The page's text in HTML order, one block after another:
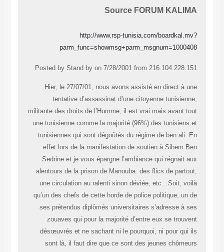
Source FORUM KALIMA
http://www.rsp-tunisia.com/boardkal.mv?
parm_func=showmsg+parm_msgnum=1000408
Posted by Stand by on 7/28/2001 from 216.104.228.151:
Hier, le 27/07/01, nous avons assisté en direct à une
tentative d’assassinat d’une citoyenne tunisienne,
militante des droits de l’Homme, il est vrai mais avant tout
une tunisienne comme la majorité (96%) des tunisiens et
tunisiennes qui sont dégoûtés du régime de ben ali. En
effet lors de la manifestation de soutien à Sihem Ben
Sedrine et je vous épargne l’ambiance qui régnait aux
alentours de la prison de Manouba: des flics de partout,
une circulation au ralenti sinon déviée, etc…Soit, voilà
qu’un des chefs de cette horde de police politique, un de
ses prétendus diplômés universitaires s’adresse à ses
zouaves qui pour la majorité d’entre eux se trouvent
désœuvrés et ne sachant ni le pourquoi, ni pour qui ils
sont là, il faut dire que ce sont des jeunes chômeurs